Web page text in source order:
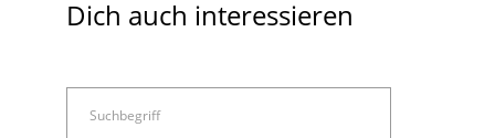
Dich auch interessieren